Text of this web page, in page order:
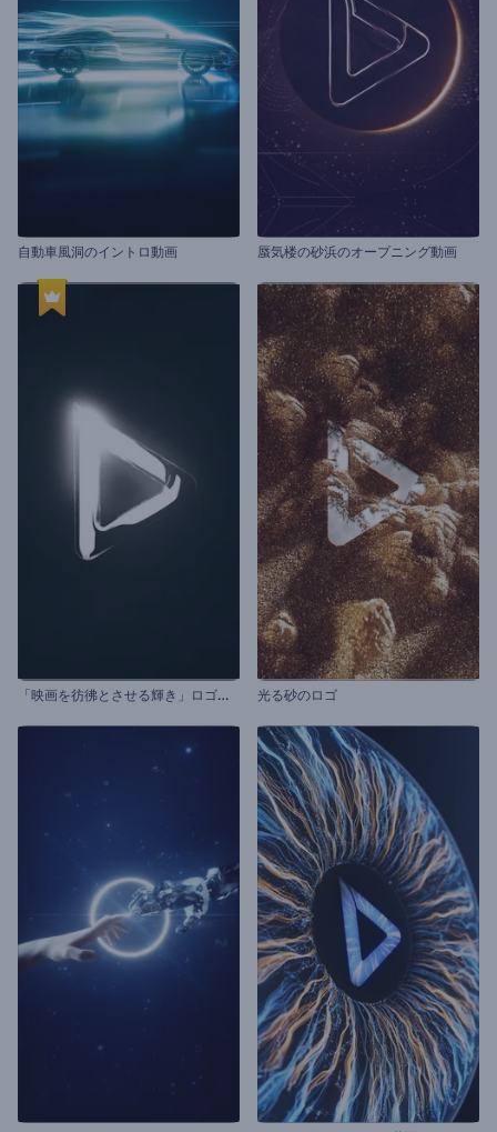
自動車風洞のイントロ動画 蜃気楼の砂浜のオープニング動画
「
映画を彷彿とさせる輝き」ロゴ動画 光る砂のロゴ